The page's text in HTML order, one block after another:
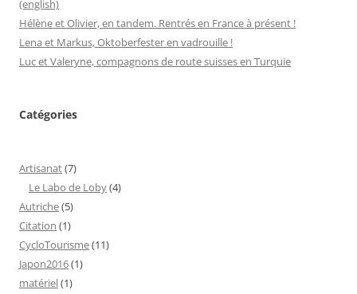
(english)
Hélène et Olivier, en tandem. Rentrés en France à présent !
Lena et Markus, Oktoberfester en vadrouille !
Luc et Valeryne, compagnons de route suisses en Turquie
Catégories
Artisanat(7)
Le Labo de Loby(4)
Autriche(5)
Citation (1)
CycloTourisme(11)
Japon2016(1)
matériel(1)